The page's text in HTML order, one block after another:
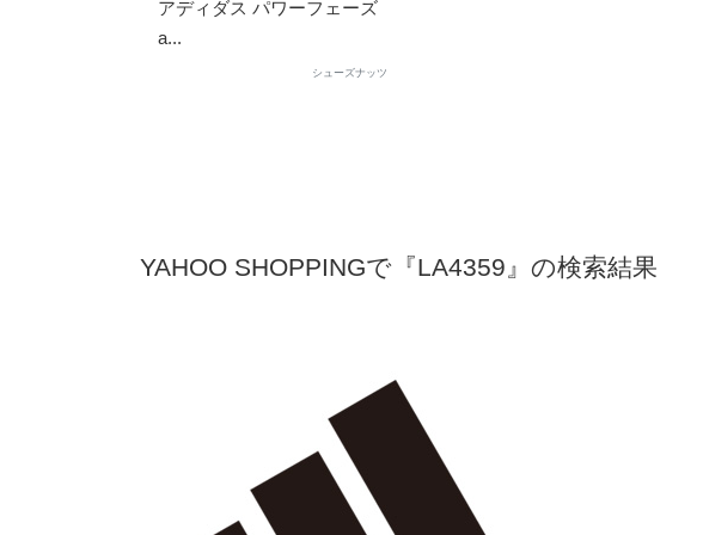
アディダス パワーフェーズ
a...
シューズナッツ
YAHOO SHOPPINGで『LA4359』の検索結果